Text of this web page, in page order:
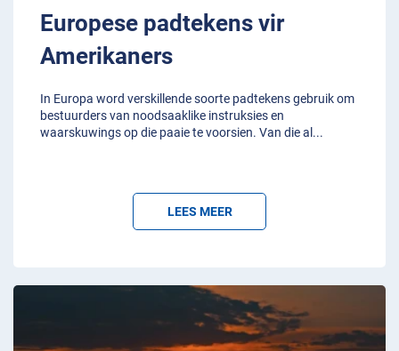
Europese padtekens vir
Amerikaners
In Europa word verskillende soorte padtekens gebruik om
bestuurders van noodsaaklike instruksies en
waarskuwings op die paaie te voorsien. Van die al ...
LEES MEER